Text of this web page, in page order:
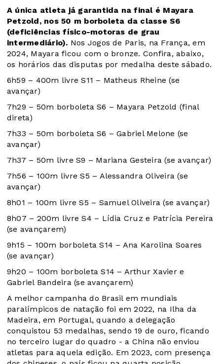
A única atleta já garantida na final é Mayara
Petzold, nos 50 m borboleta da classe S6
(deficiências físico-motoras de grau
intermediário). Nos Jogos de Paris, na França, em
2024, Mayara ficou com o bronze. Confira, abaixo,
os horários das disputas por medalha deste sábado.
6h59 – 400m livre S11 – Matheus Rheine (se
avançar)
7h29 – 50m borboleta S6 – Mayara Petzold (final
direta)
7h33 – 50m borboleta S6 – Gabriel Melone (se
avançar)
7h37 – 50m livre S9 – Mariana Gesteira (se avançar)
7h56 – 100m livre S5 – Alessandra Oliveira (se
avançar)
8h01 – 100m livre S5 – Samuel Oliveira (se avançar)
8h07 – 200m livre S4 – Lídia Cruz e Patrícia Pereira
(se avançarem)
9h15 – 100m borboleta S14 – Ana Karolina Soares
(se avançar)
9h20 – 100m borboleta S14 – Arthur Xavier e
Gabriel Bandeira (se avançarem)
A melhor campanha do Brasil em mundiais
paralímpicos de natação foi em 2022, na Ilha da
Madeira, em Portugal, quando a delegação
conquistou 53 medalhas, sendo 19 de ouro, ficando
no terceiro lugar do quadro - a China não enviou
atletas para aquela edição. Em 2023, com presença